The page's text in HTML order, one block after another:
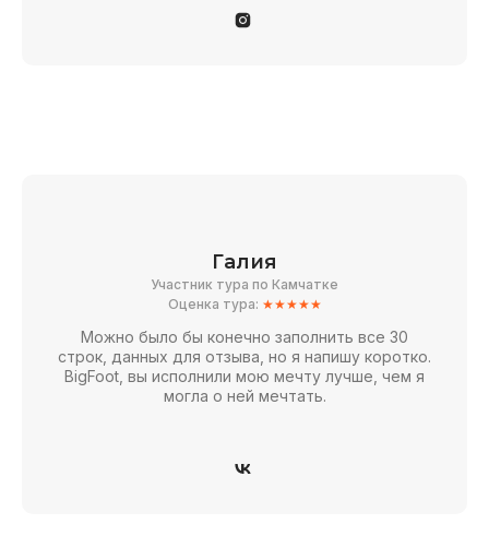
Галия
Участник тура по Камчатке
Оценка тура: ★★★★★
Можно было бы конечно заполнить все 30
строк, данных для отзыва, но я напишу коротко.
BigFoot, вы исполнили мою мечту лучше, чем я
могла о ней мечтать.